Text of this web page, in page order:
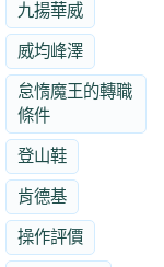
九揚華威
威均峰澤
怠惰魔王的轉職
條件
登山鞋
肯德基
操作評價